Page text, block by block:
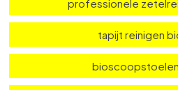
tapijt
professionele